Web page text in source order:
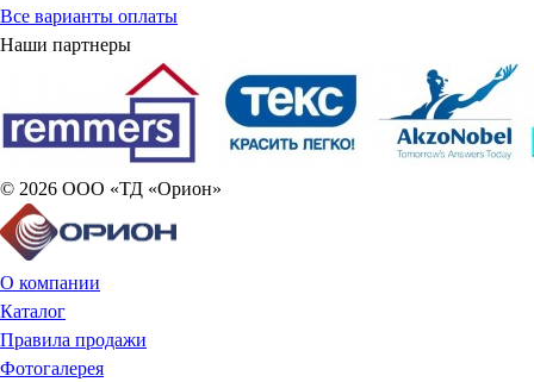
Все варианты оплаты
Наши партнеры
© 2026 ООО «ТД «Орион»
О компании
Каталог
Правила продажи
Фотогалерея